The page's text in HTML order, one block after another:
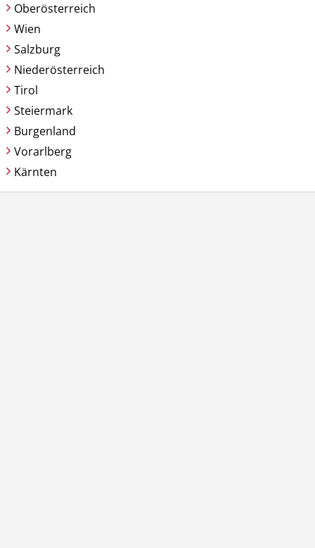
Oberösterreich
Wien
Salzburg
Niederösterreich
Tirol
Steiermark
Burgenland
Vorarlberg
Kärnten